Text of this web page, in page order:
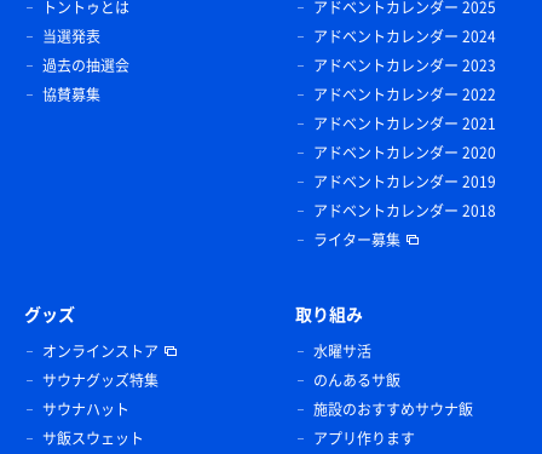
トントゥとは
当選発表
過去の抽選会
協賛募集
アドベントカレンダー 2025
アドベントカレンダー 2024
アドベントカレンダー 2023
アドベントカレンダー 2022
アドベントカレンダー 2021
アドベントカレンダー 2020
アドベントカレンダー 2019
アドベントカレンダー 2018
ライター募集
グッズ
オンラインストア
サウナグッズ特集
サウナハット
サ飯スウェット
取り組み
水曜サ活
のんあるサ飯
施設のおすすめサウナ飯
アプリ作ります